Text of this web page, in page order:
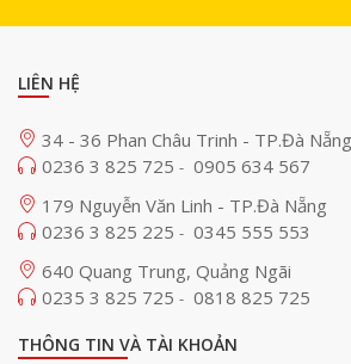
LIÊN HỆ
34 - 36 Phan Châu Trinh - TP.Đà Nẵng
0236 3 825 725 - 0905 634 567
179 Nguyễn Văn Linh - TP.Đà Nẵng
0236 3 825 225 - 0345 555 553
640 Quang Trung, Quảng Ngãi
0235 3 825 725 - 0818 825 725
THÔNG TIN VÀ TÀI KHOẢN